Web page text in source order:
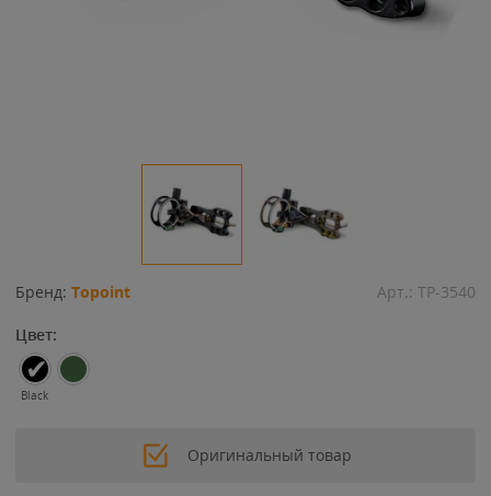
Бренд: Topoint Арт.: TP-3540
Цвет:
Black
Оригинальный товар